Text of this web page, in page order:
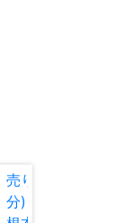
売りマンション(区
分) 千葉県松戸市